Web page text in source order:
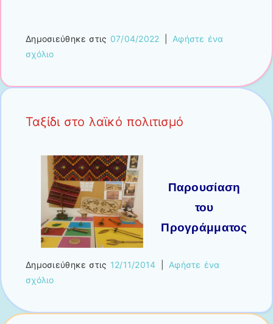
Δημοσιεύθηκε στις 07/04/2022
Αφήστε ένα
σχόλιο
Ταξίδι στο λαϊκό πολιτισμό
Παρουσίαση
του
Προγράμματος
Δημοσιεύθηκε στις 12/11/2014
Αφήστε ένα
σχόλιο